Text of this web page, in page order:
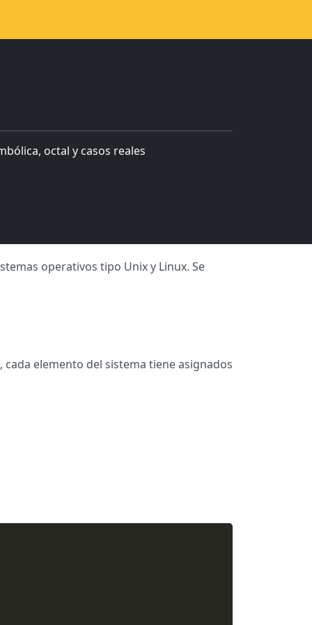
octal y casos reales
operativos tipo Unix y Linux. Se
elemento del sistema tiene asignados